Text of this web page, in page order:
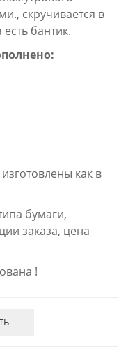
скручивается в
есть бантик.
как в
бумаги,
заказа, цена
!